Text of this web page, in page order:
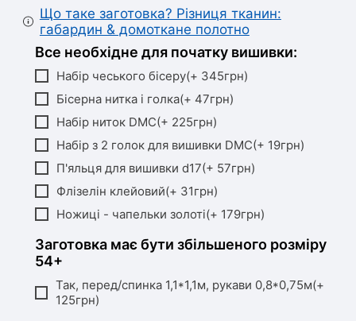
Що таке заготовка? Різниця тканин:
габардин & домоткане полотно
Все необхідне для початку вишивки:
Набір чеського бісеру(+ 345грн)
Бісерна нитка і голка(+ 47грн)
Набір ниток DMC(+ 225грн)
Набір з 2 голок для вишивки DMC(+ 19грн)
П'яльця для вишивки d17(+ 57грн)
Флізелін клейовий(+ 31грн)
Ножиці - чапельки золоті(+ 179грн)
Заготовка має бути збільшеного розміру
54+
Так, перед/спинка 1,1*1,1м, рукави 0,8*0,75м(+
125грн)